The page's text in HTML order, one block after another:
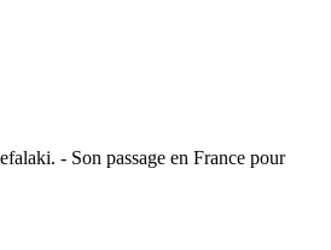
- Son passage en France pour